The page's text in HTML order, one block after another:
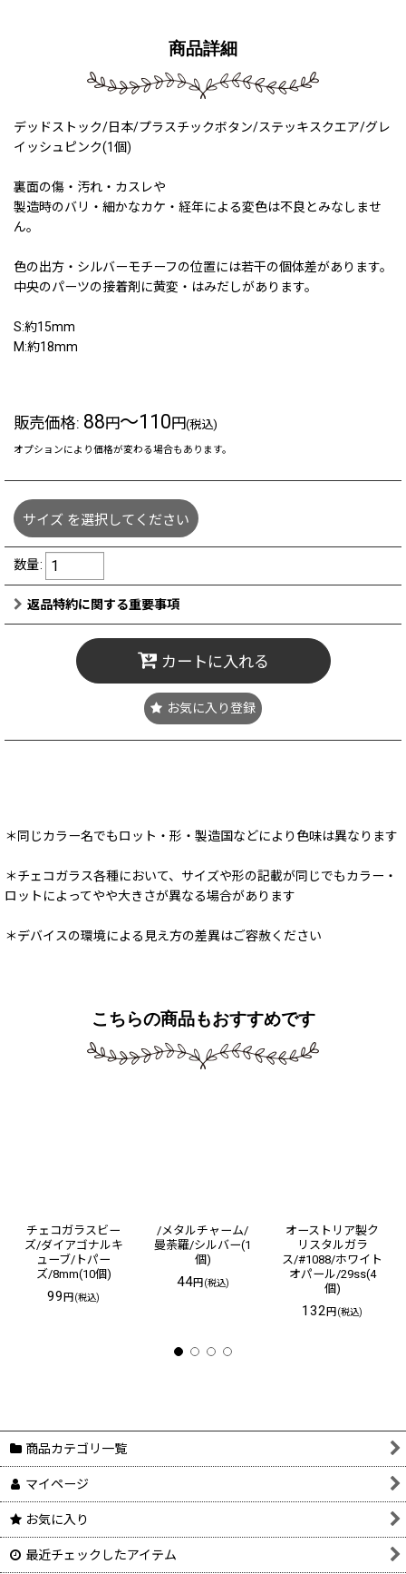
商品詳細
デッドストック/日本/プラスチックボタン/ステッキスクエア/グレ
イッシュピンク(1個)
裏面の傷・汚れ・カスレや
製造時のバリ・細かなカケ・経年による変色は不良とみなしませ
ん。
色の出方・シルバーモチーフの位置には若干の個体差があります。
中央のパーツの接着剤に黄変・はみだしがあります。
S:約15mm
M:約18mm
販売価格: 88円～110円(税込)
オプションにより価格が変わる場合もあります。
サイズ を選択してください
数量:
返品特約に関する重要事項
カートに入れる
お気に入り登録
＊同じカラー名でもロット・形・製造国などにより色味は異なります
＊チェコガラス各種において、サイズや形の記載が同じでもカラー・
ロットによってやや大きさが異なる場合があります
＊デバイスの環境による見え方の差異はご容赦ください
こちらの商品もおすすめです
チェコガラスビー
ズ/ダイアゴナルキ
ューブ/トパー
ズ/8mm(10個)
99円(税込)
/メタルチャーム/
曼荼羅/シルバー(1
個)
44円(税込)
オーストリア製ク
リスタルガラ
ス/#1088/ホワイト
オパール/29ss(4
個)
132円(税込)
商品カテゴリ一覧
マイページ
お気に入り
最近チェックしたアイテム